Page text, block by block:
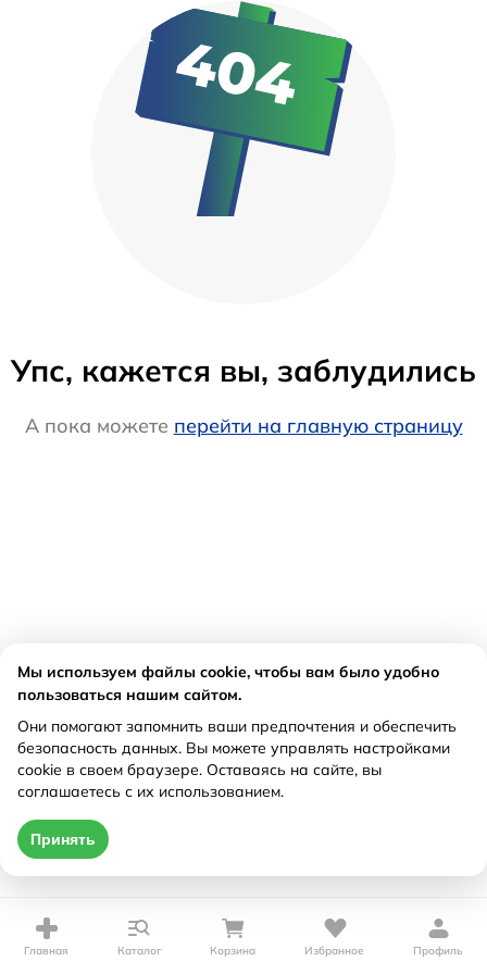
Упс, кажется вы, заблудились
А пока можете перейти на главную страницу
Главная Каталог Корзина Избранное Профиль
Мы используем файлы cookie, чтобы вам было удобно
пользоваться нашим сайтом.
Они помогают запомнить ваши предпочтения и обеспечить
безопасность данных. Вы можете управлять настройками
cookie в своем браузере. Оставаясь на сайте, вы
соглашаетесь с их использованием.
Принять